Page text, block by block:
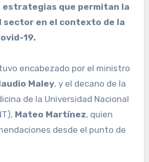
estrategias que permitan la
en el contexto de la
19.
encabezado por el ministro
Maley, y el decano de la
de la Universidad Nacional
Mateo Martínez, quien
desde el punto de